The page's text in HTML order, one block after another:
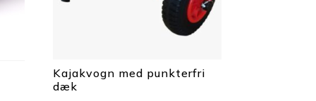
Kajakvogn med punkterfri
dæk